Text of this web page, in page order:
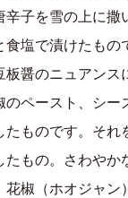
辛子を雪の上に撒
食塩で漬けたもの
板醤のニュアンス
のペースト、シー
たものです。それ
たもの。さわやか
花椒（ホオジャン